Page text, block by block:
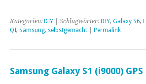
Kategorien: DIY | Schlagwörter: DIY, Galaxy S6,
QI, Samsung, selbstgemacht Permalink
Samsung Galaxy S1 (i9000)